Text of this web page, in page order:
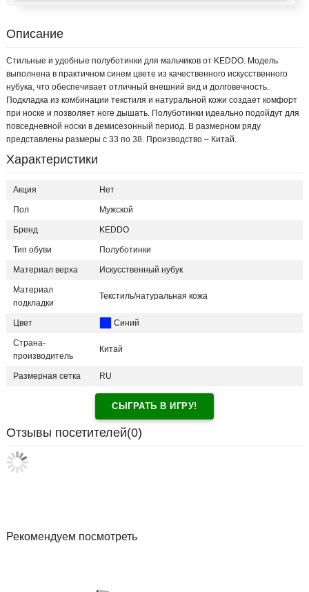
Описание
Стильные и удобные полуботинки для мальчиков от KEDDO. Модель
выполнена в практичном синем цвете из качественного искусственного
нубука, что обеспечивает отличный внешний вид и долговечность.
Подкладка из комбинации текстиля и натуральной кожи создает комфорт
при носке и позволяет ноге дышать. Полуботинки идеально подойдут для
повседневной носки в демисезонный период. В размерном ряду
представлены размеры с 33 по 38. Производство – Китай.
Характеристики
Акция Нет
Пол Мужской
Бренд KEDDO
Тип обуви Полуботинки
Материал верха Искусственный нубук
Материал
подкладки
Текстиль/натуральная кожа
Цвет Синий
Страна-
производитель
Китай
Размерная сетка RU
СЫГРАТЬ В ИГРУ!
Отзывы посетителей(0)
Рекомендуем посмотреть